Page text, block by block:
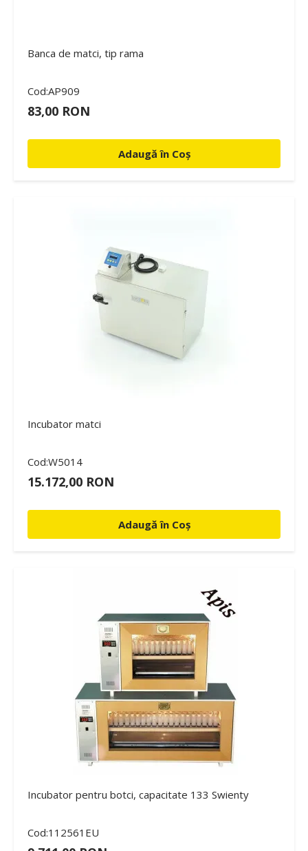
Banca de matci, tip rama
Cod:AP909
83,00 RON
Adaugă în Coș
Incubator matci
Cod:W5014
15.172,00 RON
Adaugă în Coș
Incubator pentru botci, capacitate 133 Swienty
Cod:112561EU